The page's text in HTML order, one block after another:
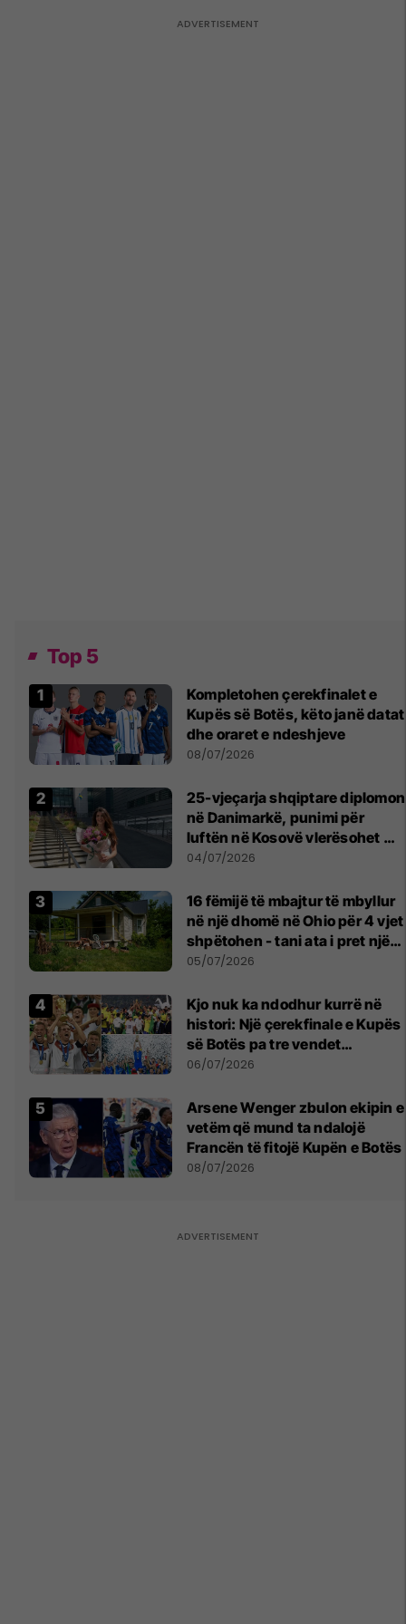
Top 5
Kompletohen çerekfinalet e
Kupës së Botës, këto janë datat
dhe oraret e ndeshjeve
08/07/2026
25-vjeçarja shqiptare diplomon
në Danimarkë, punimi për
luftën në Kosovë vlerësohet me
notën më të lartë
04/07/2026
16 fëmijë të mbajtur të mbyllur
në një dhomë në Ohio për 4 vjet
shpëtohen - tani ata i pret një
sfidë e madhe
05/07/2026
Kjo nuk ka ndodhur kurrë në
histori: Një çerekfinale e Kupës
së Botës pa tre vendet
legjendare të futbollit
06/07/2026
Arsene Wenger zbulon ekipin e
vetëm që mund ta ndalojë
Francën të fitojë Kupën e Botës
08/07/2026